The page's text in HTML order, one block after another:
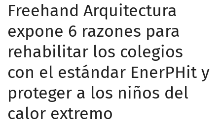
Freehand Arquitectura
expone 6 razones para
rehabilitar los colegios
con el estándar EnerPHit y
proteger a los niños del
calor extremo